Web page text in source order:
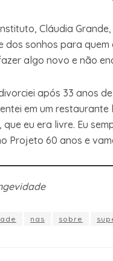
Cláudia
dos sonhos para
algo novo e não
após 33 anos
em um
eu era livre. Eu
Projeto 60 anos e
nas sobre